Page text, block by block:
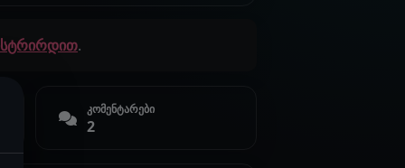
.
კომენტარები
2